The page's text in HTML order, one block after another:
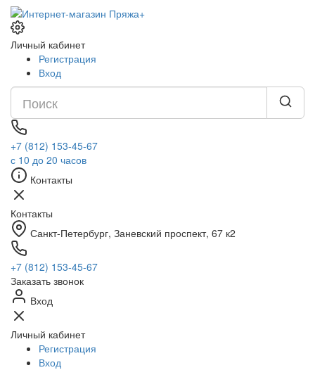
Личный кабинет
Регистрация
Вход
+7 (812) 153-45-67
с 10 до 20 часов
Контакты
Контакты
Санкт-Петербург, ​Заневский проспект, 67 к2
+7 (812) 153-45-67
Заказать звонок
Вход
Личный кабинет
Регистрация
Вход